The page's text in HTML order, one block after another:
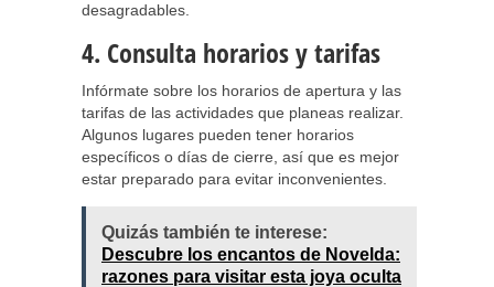
desagradables.
4. Consulta horarios y tarifas
Infórmate sobre los horarios de apertura y las
tarifas de las actividades que planeas realizar.
Algunos lugares pueden tener horarios
específicos o días de cierre, así que es mejor
estar preparado para evitar inconvenientes.
Quizás también te interese:
Descubre los encantos de Novelda:
razones para visitar esta joya oculta